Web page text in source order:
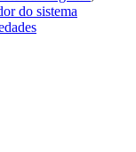
do sistema